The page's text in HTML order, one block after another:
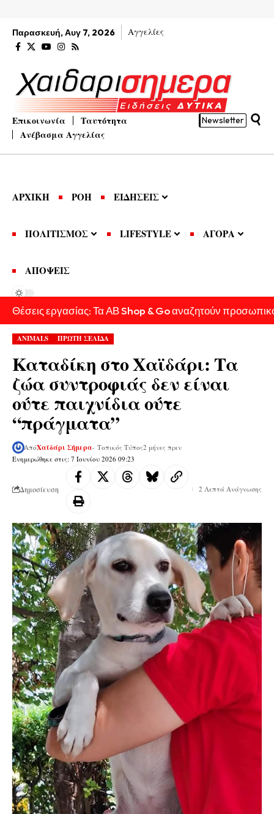
Παρασκευή, Αυγ 7, 2026 Αγγελίες
Επικοινωνία
Ταυτότητα
Ανέβασμα Αγγελίας
Newsletter
ΑΡΧΙΚΗ ΡΟΗ ΕΙΔΗΣΕΙΣ
ΠΟΛΙΤΙΣΜΟΣ LIFESTYLE ΑΓΟΡΑ
ΑΠΟΨΕΙΣ
Θέσεις εργασίας: Τα ΑΒ Shop & Go αναζητούν
ANIMALS ΠΡΩΤΗ ΣΕΛΙΔΑ
Καταδίκη στο Χαϊδάρι: Τα
ζώα συντροφιάς δεν είναι
ούτε παιχνίδια ούτε
“πράγματα”
Ενημερώθηκε στις: 7 Ιουνίου 2026 09:23
ΑπόΧαϊδάρι Σήμερα- Τοπικός Τύπος2 μήνες πριν
Δημοσίευση 2 Λεπτά Ανάγνωσης